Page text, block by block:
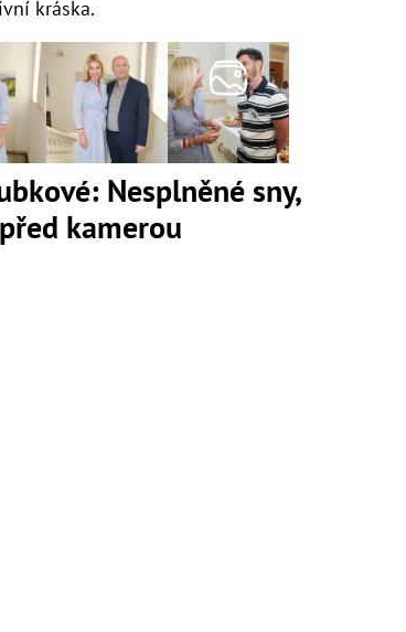
kráska.
Nesplněné sny,
kamerou